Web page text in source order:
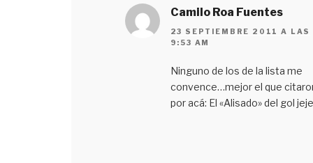
Camilo Roa Fuentes
23 SEPTIEMBRE 2011 A LAS
9:53 AM
Ninguno de los de la lista me
convence…mejor el que
por acá: El «Alisado» del gol